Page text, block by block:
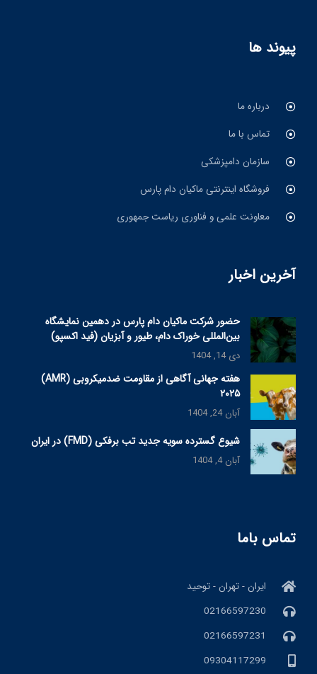
پیوند ها
درباره ما
تماس با ما
سازمان دامپزشکی
فروشگاه اینترنتی ماکیان دام پارس
معاونت علمی و فناوری ریاست جمهوری
آخرین اخبار
حضور شرکت ماکیان دام پارس در دهمین نمایشگاه
بین‌المللی خوراک دام، طیور و آبزیان (فید اکسپو)
دی 14, 1404
هفته جهانی آگاهی از مقاومت ضدمیکروبی (AMR)
۲۰۲۵
آبان 24, 1404
شیوع گسترده سویه جدید تب برفکی (FMD) در ایران
آبان 4, 1404
تماس باما
ایران - تهران - توحید
02166597230
02166597231
09304117299